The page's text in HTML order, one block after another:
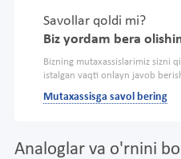
Savollar qoldi mi?
Biz yordam bera
Bizning mutaxassislarimiz sizni
istalgan vaqti onlayn javob
Mutaxassisga savol bering
Analoglar va o'rnini